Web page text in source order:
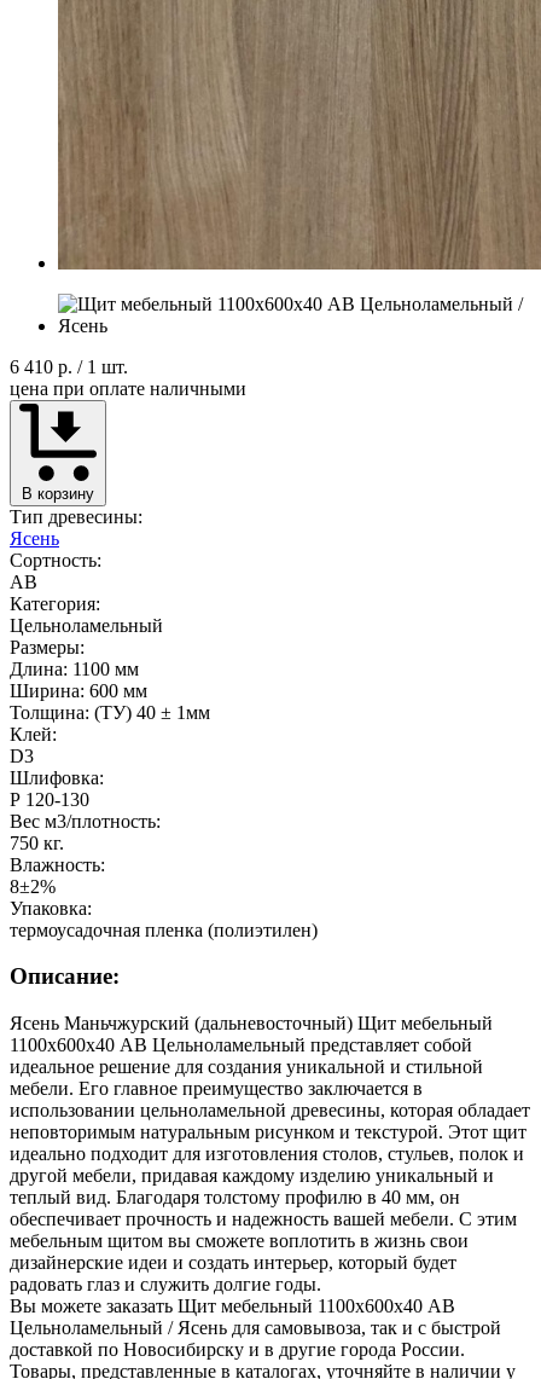
6 410 р. / 1 шт.
цена при оплате наличными
В корзину
Тип древесины:
Ясень
Сортность:
AB
Категория:
Цельноламельный
Размеры:
Длина: 1100 мм
Ширина: 600 мм
Толщина: (ТУ) 40 ± 1мм
Клей:
D3
Шлифовка:
Р 120-130
Вес м3/плотность:
750 кг.
Влажность:
8±2%
Упаковка:
термоусадочная пленка (полиэтилен)
Описание:
Ясень Маньчжурский (дальневосточный) Щит мебельный
1100х600х40 АВ Цельноламельный представляет собой
идеальное решение для создания уникальной и стильной
мебели. Его главное преимущество заключается в
использовании цельноламельной древесины, которая обладает
неповторимым натуральным рисунком и текстурой. Этот щит
идеально подходит для изготовления столов, стульев, полок и
другой мебели, придавая каждому изделию уникальный и
теплый вид. Благодаря толстому профилю в 40 мм, он
обеспечивает прочность и надежность вашей мебели. С этим
мебельным щитом вы сможете воплотить в жизнь свои
дизайнерские идеи и создать интерьер, который будет
радовать глаз и служить долгие годы.
Вы можете заказать Щит мебельный 1100х600х40 АВ
Цельноламельный / Ясень для самовывоза, так и с быстрой
доставкой по Новосибирску и в другие города России.
Товары, представленные в каталогах, уточняйте в наличии у